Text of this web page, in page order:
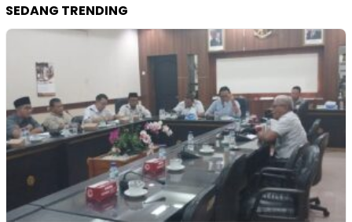
SEDANG TRENDING